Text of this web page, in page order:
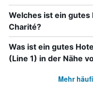
Welches ist ein gutes
Charité?
Was ist ein gutes
(Line 1) in der Nähe
Mehr